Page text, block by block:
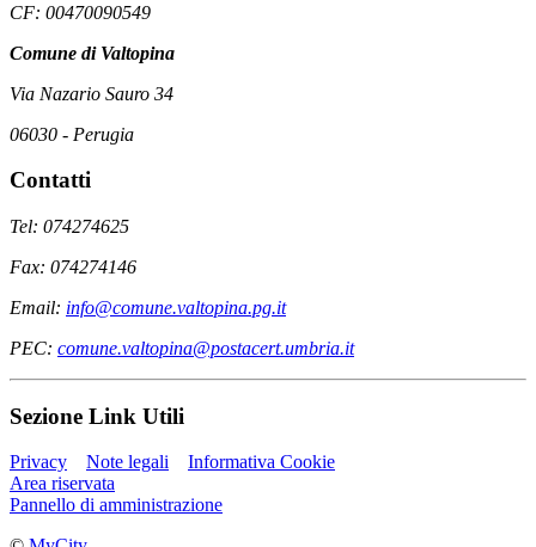
CF: 00470090549
Comune di Valtopina
Via Nazario Sauro 34
06030 - Perugia
Contatti
Tel: 074274625
Fax: 074274146
Email: info@comune.valtopina.pg.it
PEC: comune.valtopina@postacert.umbria.it
Sezione Link Utili
Privacy Note legali
Informativa Cookie
Area riservata
Pannello di amministrazione